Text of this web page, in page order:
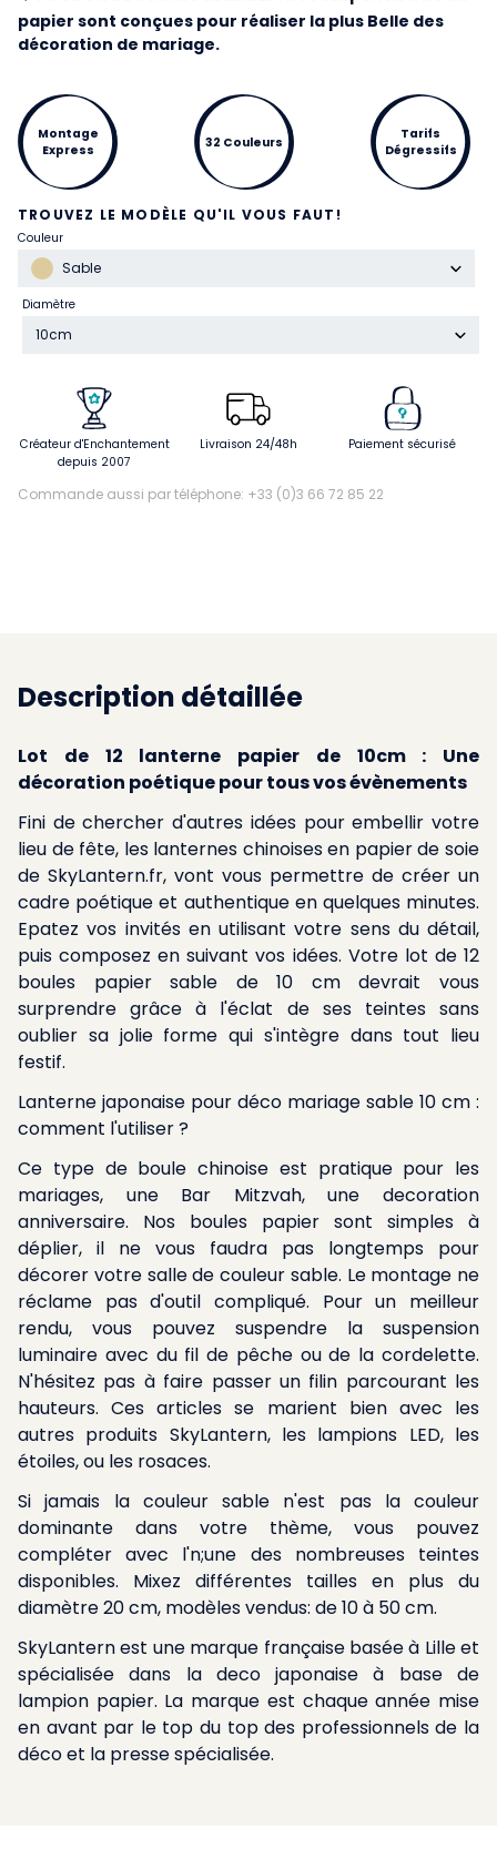
papier sont conçues pour réaliser la plus Belle des
décoration de mariage.
TROUVEZ LE MODÈLE QU'IL VOUS FAUT!
Couleur
Sable
Diamètre
10cm
Montage
Express
32 Couleurs
Tarifs
Dégressifs
Créateur d'Enchantement
depuis 2007
Livraison 24/48h Paiement sécurisé
Commande aussi par téléphone: +33 (0)3 66 72 85 22
Description détaillée
Lot de 12 lanterne papier de 10cm : Une
décoration poétique pour tous vos évènements
Fini de chercher d'autres idées pour embellir votre
lieu de fête, les lanternes chinoises en papier de soie
de SkyLantern.fr, vont vous permettre de créer un
cadre poétique et authentique en quelques minutes.
Epatez vos invités en utilisant votre sens du détail,
puis composez en suivant vos idées. Votre lot de 12
boules papier sable de 10 cm devrait vous
surprendre grâce à l'éclat de ses teintes sans
oublier sa jolie forme qui s'intègre dans tout lieu
festif.
Lanterne japonaise pour déco mariage sable 10 cm :
comment l'utiliser ?
Ce type de boule chinoise est pratique pour les
mariages, une Bar Mitzvah, une decoration
anniversaire. Nos boules papier sont simples à
déplier, il ne vous faudra pas longtemps pour
décorer votre salle de couleur sable. Le montage ne
réclame pas d'outil compliqué. Pour un meilleur
rendu, vous pouvez suspendre la suspension
luminaire avec du fil de pêche ou de la cordelette.
N'hésitez pas à faire passer un filin parcourant les
hauteurs. Ces articles se marient bien avec les
autres produits SkyLantern, les lampions LED, les
étoiles, ou les rosaces.
Si jamais la couleur sable n'est pas la couleur
dominante dans votre thème, vous pouvez
compléter avec l'n;une des nombreuses teintes
disponibles. Mixez différentes tailles en plus du
diamètre 20 cm, modèles vendus: de 10 à 50 cm.
SkyLantern est une marque française basée à Lille et
spécialisée dans la deco japonaise à base de
lampion papier. La marque est chaque année mise
en avant par le top du top des professionnels de la
déco et la presse spécialisée.